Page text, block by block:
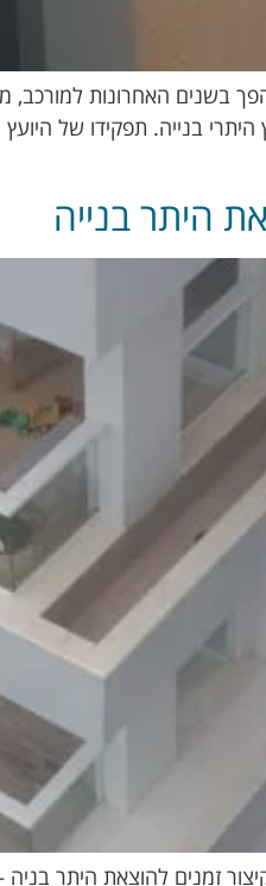
בשנים האחרונות למורכב,
היתרי בנייה. תפקידו של
היתר בנייה